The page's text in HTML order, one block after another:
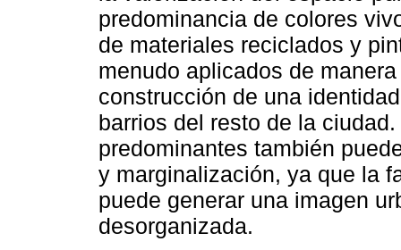
predominancia de colores
de materiales reciclados y
menudo aplicados de
construcción de una
barrios del resto de la
predominantes también
y marginalización, ya que la
puede generar una imagen
desorganizada.